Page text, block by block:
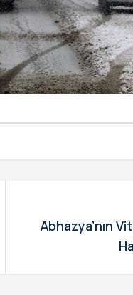
Abhazya’nın